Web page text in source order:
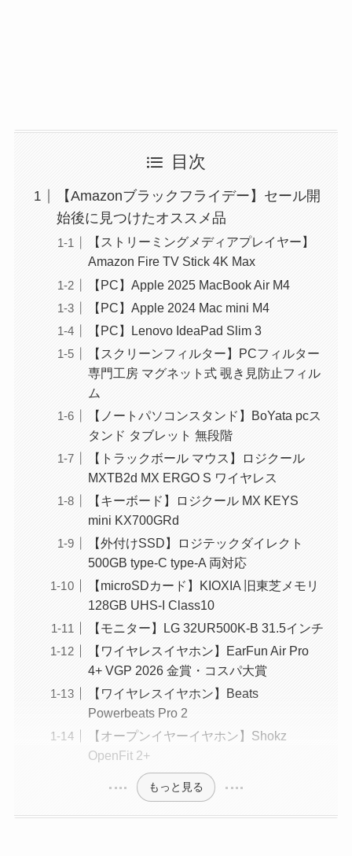
目次
【Amazonブラックフライデー】セール開
始後に見つけたオススメ品
【ストリーミングメディアプレイヤー】
Amazon Fire TV Stick 4K Max
【PC】Apple 2025 MacBook Air M4
【PC】Apple 2024 Mac mini M4
【PC】Lenovo IdeaPad Slim 3
【スクリーンフィルター】PCフィルター
専門工房 マグネット式 覗き見防止フィル
ム
【ノートパソコンスタンド】BoYata pcス
タンド タブレット 無段階
【トラックボール マウス】ロジクール
MXTB2d MX ERGO S ワイヤレス
【キーボード】ロジクール MX KEYS
mini KX700GRd
【外付けSSD】ロジテックダイレクト
500GB type-C type-A 両対応
【microSDカード】KIOXIA 旧東芝メモリ
128GB UHS-I Class10
【モニター】LG 32UR500K-B 31.5インチ
【ワイヤレスイヤホン】EarFun Air Pro
4+ VGP 2026 金賞・コスパ大賞
【ワイヤレスイヤホン】Beats
Powerbeats Pro 2
【オープンイヤーイヤホン】Shokz
OpenFit 2+
もっと見る